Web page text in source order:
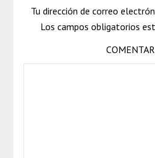
Tu dirección de correo
Los campos obligatorios